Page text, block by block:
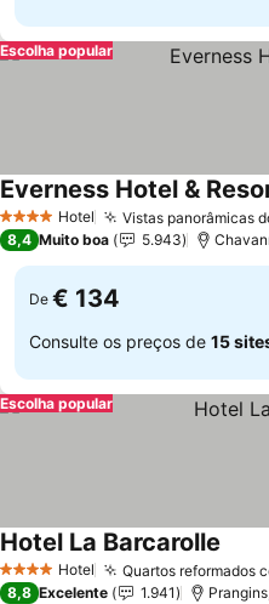
Escolha popular
4 EstrelasHotel Vistas panorâmicas
Everness Hotel &
8,4 Muito boa 5.943
De € 134
Consulte os preços de 15
Escolha popular
4 EstrelasHotel Quartos reformados
Hotel La Barcarolle
8,8 Excelente 1.941